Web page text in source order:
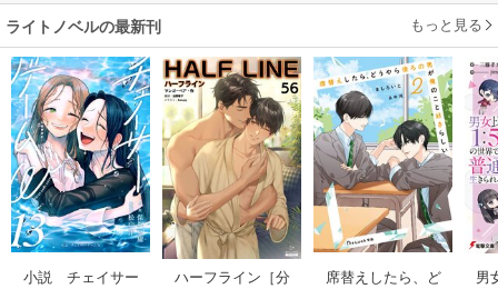
を掴み取る～
ライトノベルの最新刊 もっと見る
小説 チェイサー
ハーフライン［分
席替えしたら、ど
男